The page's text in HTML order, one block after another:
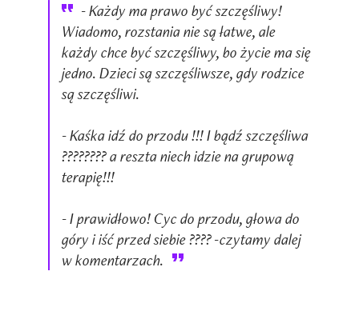
- Każdy ma prawo być szczęśliwy!
Wiadomo, rozstania nie są łatwe, ale
każdy chce być szczęśliwy, bo życie ma się
jedno. Dzieci są szczęśliwsze, gdy rodzice
są szczęśliwi.
- Kaśka idź do przodu !!! I bądź szczęśliwa
???????? a reszta niech idzie na grupową
terapię!!!
- I prawidłowo! Cyc do przodu, głowa do
góry i iść przed siebie ???? -czytamy dalej
w komentarzach.